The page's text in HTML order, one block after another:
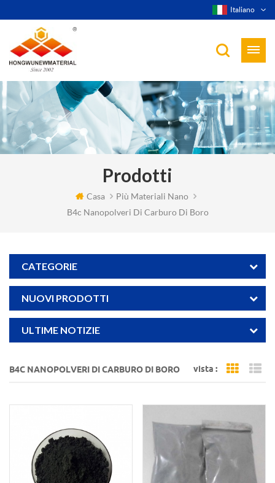
Italiano
Prodotti
Casa
Più Materiali Nano
B4c Nanopolveri Di Carburo Di Boro
CATEGORIE
NUOVI PRODOTTI
ULTIME NOTIZIE
B4C NANOPOLVERI DI CARBURO DI BORO vista : Grid